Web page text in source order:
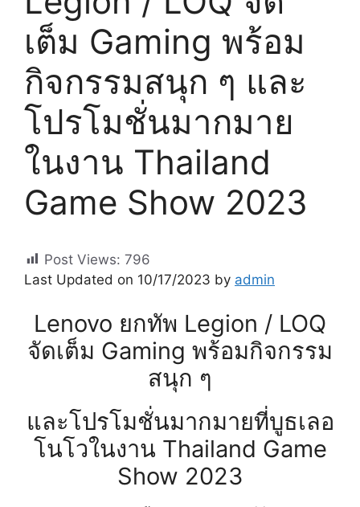
เต็ม Gaming พร้อม
กิจกรรมสนุก ๆ และ
โปรโมชั่นมากมาย
ในงาน Thailand
Game Show 2023
Post Views: 796
Last Updated on 10/17/2023 by admin
Lenovo ยกทัพ Legion / LOQ
จัดเต็ม Gaming พร้อมกิจกรรม
สนุก ๆ
และโปรโมชั่นมากมายที่บูธเลอ
โนโวในงาน Thailand Game
Show 2023